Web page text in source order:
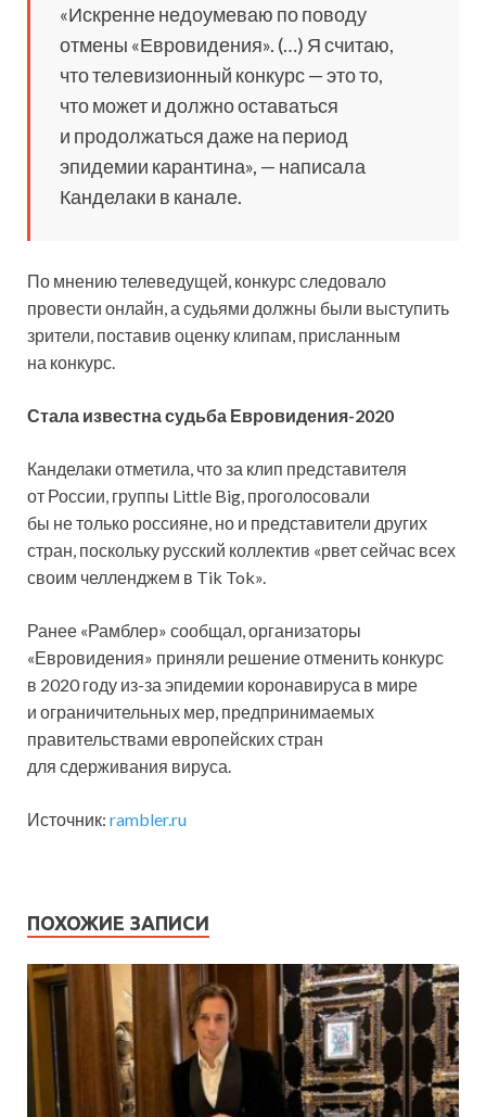
«Искренне недоумеваю по поводу
отмены «Евровидения». (…) Я считаю,
что телевизионный конкурс — это то,
что может и должно оставаться
и продолжаться даже на период
эпидемии карантина», — написала
Канделаки в канале.
По мнению телеведущей, конкурс следовало
провести онлайн, а судьями должны были выступить
зрители, поставив оценку клипам, присланным
на конкурс.
Стала известна судьба Евровидения-2020
Канделаки отметила, что за клип представителя
от России, группы Little Big, проголосовали
бы не только россияне, но и представители других
стран, поскольку русский коллектив «рвет сейчас всех
своим челленджем в Tik Tok».
Ранее «Рамблер» сообщал, организаторы
«Евровидения» приняли решение отменить конкурс
в 2020 году из-за эпидемии коронавируса в мире
и ограничительных мер, предпринимаемых
правительствами европейских стран
для сдерживания вируса.
Источник: rambler.ru
ПОХОЖИЕ ЗАПИСИ